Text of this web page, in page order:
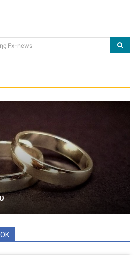
Fx-news